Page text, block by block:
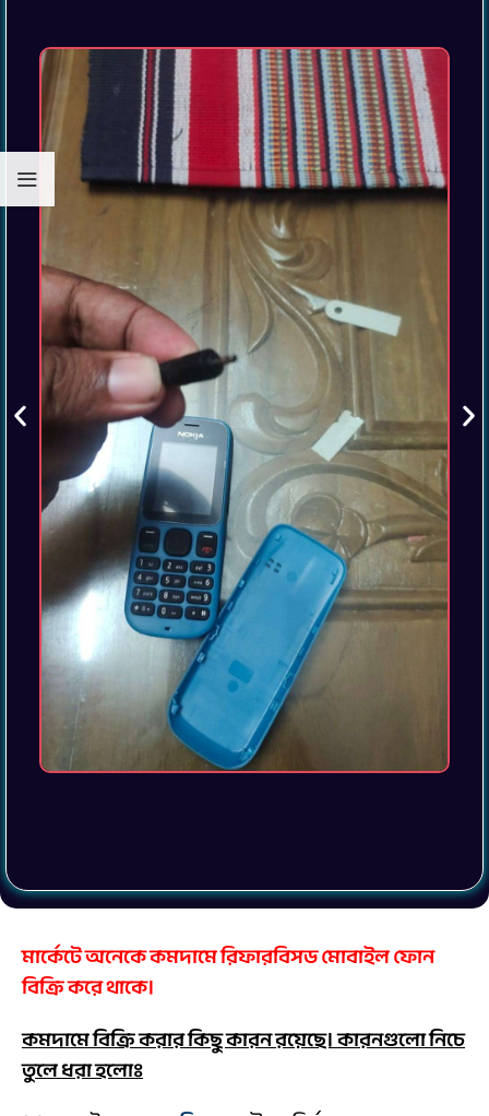
মার্কেটে অনেকে কমদামে রিফারবিসড মোবাইল ফোন
বিক্রি করে থাকে।
কমদামে বিক্রি করার কিছু কারন রয়েছে। কারনগুলো নিচে
তুলে ধরা হলোঃ